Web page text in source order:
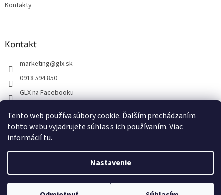
Tento web používa súbory cookie. Ďalším prechádzaním
tohto webu vyjadrujete súhlas s ich používaním. Viac
informáciítu.
Nastavenie
Kontakty
Kontakt
marketing@glx.sk
0918 594 850
GLX na Facebooku
Copyright 2026GLX. Všetky práva vyhradené.Upraviť nastavenie